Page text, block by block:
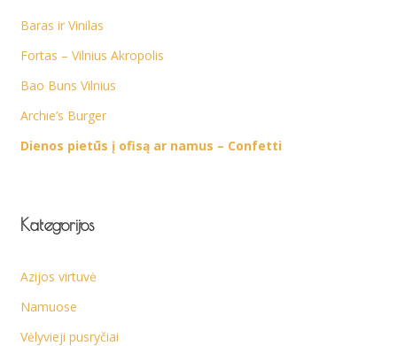
Baras ir Vinilas
Fortas – Vilnius Akropolis
Bao Buns Vilnius
Archie’s Burger
Dienos pietūs į ofisą ar namus – Confetti
Kategorijos
Azijos virtuvė
Namuose
Vėlyvieji pusryčiai